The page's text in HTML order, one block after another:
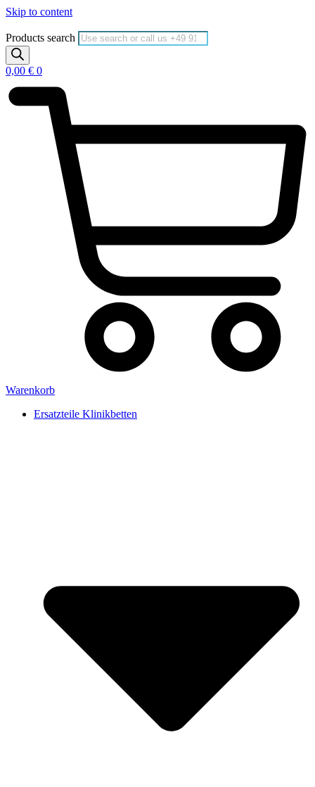
Skip to content
Products search
0,00 € 0
Warenkorb
Ersatzteile Klinikbetten